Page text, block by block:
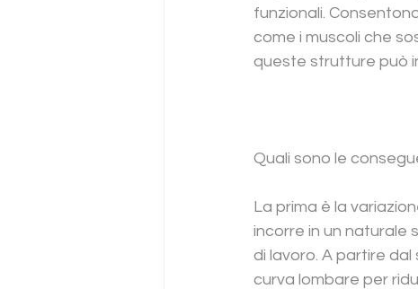
funzionali.
come i muscoli che
queste strutture può
Quali sono le
La prima è la
incorre in un naturale
di lavoro. A partire
curva lombare per